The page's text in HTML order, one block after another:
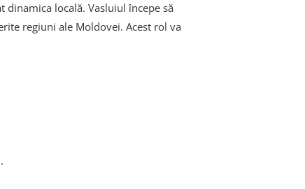
locală. Vasluiul începe să
regiuni ale Moldovei. Acest rol va